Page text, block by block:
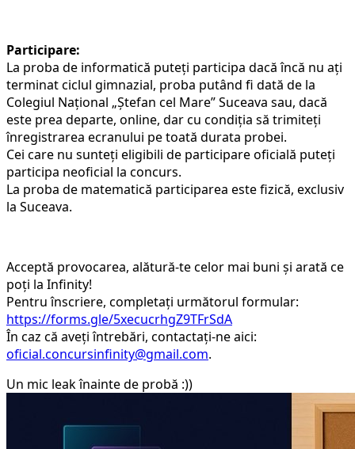
Participare:
La proba de informatică puteți participa dacă încă nu ați
terminat ciclul gimnazial, proba putând fi dată de la
Colegiul Național „Ștefan cel Mare” Suceava sau, dacă
este prea departe, online, dar cu condiția să trimiteți
înregistrarea ecranului pe toată durata probei.
Cei care nu sunteți eligibili de participare oficială puteți
participa neoficial la concurs.
La proba de matematică participarea este fizică, exclusiv
la Suceava.
Acceptă provocarea, alătură-te celor mai buni și arată ce
poți la Infinity!
Pentru înscriere, completați următorul formular:
https://forms.gle/5xecucrhgZ9TFrSdA
În caz că aveți întrebări, contactați-ne aici:
oficial.concursinfinity@gmail.com.
Un mic leak înainte de probă :))